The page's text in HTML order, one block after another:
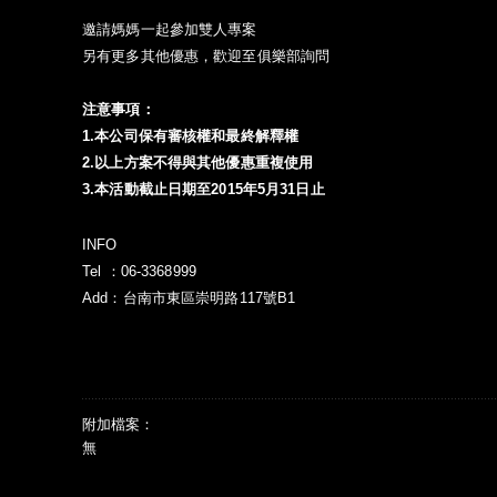
邀請媽媽一起參加雙人專案
另有更多其他優惠，歡迎至俱樂部詢問
注意事項：
1.本公司保有審核權和最終解釋權
2.以上方案不得與其他優惠重複使用
3.本活動截止日期至2015年5月31日止
INFO
Tel ：06-3368999
Add：台南市東區崇明路117號B1
附加檔案：
無